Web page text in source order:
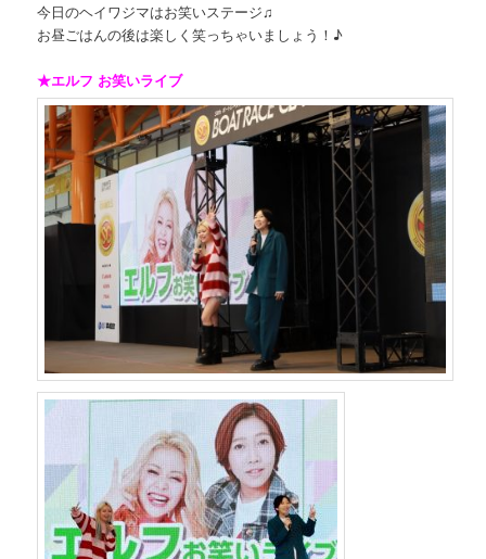
今日のヘイワジマはお笑いステージ♫
お昼ごはんの後は楽しく笑っちゃいましょう！♪
★エルフ お笑いライブ